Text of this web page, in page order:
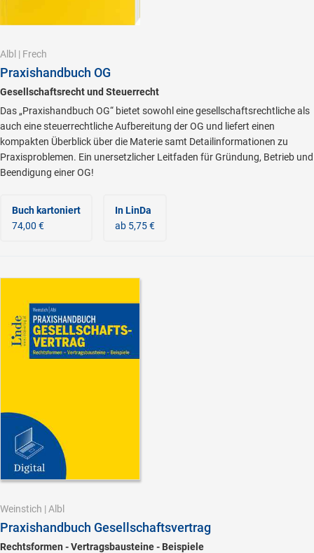
Albl | Frech
Praxishandbuch OG
Gesellschaftsrecht und Steuerrecht
Das „Praxishandbuch OG“ bietet sowohl eine gesellschaftsrechtliche als
auch eine steuerrechtliche Aufbereitung der OG und liefert einen
kompakten Überblick über die Materie samt Detailinformationen zu
Praxisproblemen. Ein unersetzlicher Leitfaden für Gründung, Betrieb und
Beendigung einer OG!
Buch kartoniert
74,00 €
In LinDa
ab 5,75 €
Weinstich | Albl
Praxishandbuch Gesellschaftsvertrag
Rechtsformen - Vertragsbausteine - Beispiele